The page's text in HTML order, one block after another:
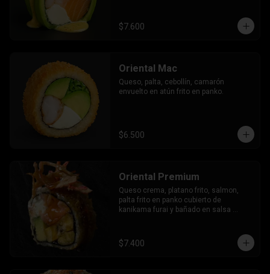
$7.600
Oriental Mac
Queso, palta, cebollín, camarón
envuelto en atún frito en panko.
$6.500
Oriental Premium
Queso crema, platano frito, salmon,
palta frito en panko cubierto de
kanikama furai y bañado en salsa
$7.400